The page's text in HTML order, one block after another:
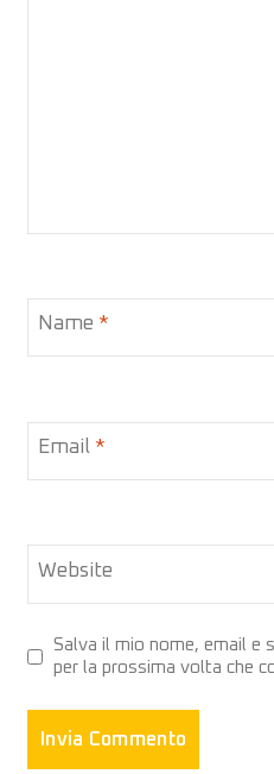
Name *
Email *
Website
Salva il mio nome, email e
per la prossima volta che